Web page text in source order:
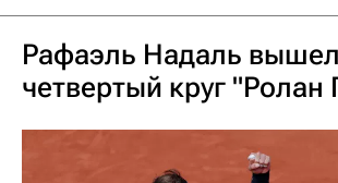
Рафаэль Надаль
четвертый круг "Ролан